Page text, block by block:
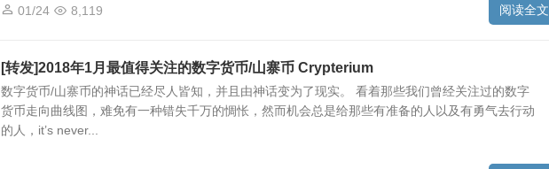
01/24 8,119 阅读全文
[转发]2018年1月最值得关注的数字货币/山寨币 Crypterium
数字货币/山寨币的神话已经尽人皆知，并且由神话变为了现实。 看着那些我们曾经关注过的数字
货币走向曲线图，难免有一种错失千万的惆怅，然而机会总是给那些有准备的人以及有勇气去行动
的人，it’s never...